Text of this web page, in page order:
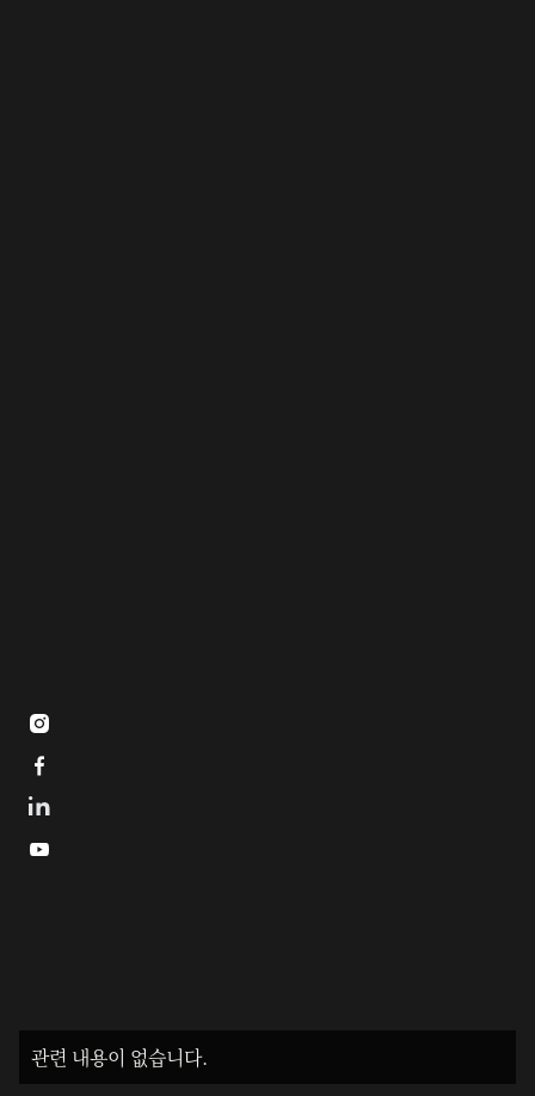
관련 내용이 없습니다.


